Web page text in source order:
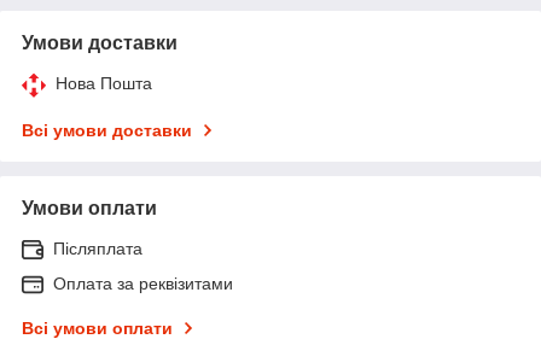
Умови доставки
Нова Пошта
Всі умови доставки
Умови оплати
Післяплата
Оплата за реквізитами
Всі умови оплати